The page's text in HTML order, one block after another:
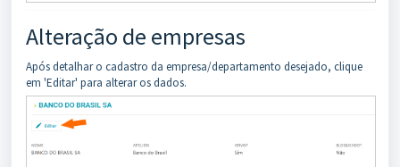
Alteração de empresas
Após detalhar o cadastro da empresa/departamento desejado, clique
em 'Editar' para alterar os dados.